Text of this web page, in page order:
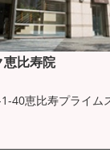
恵比寿院
40恵比寿プライム